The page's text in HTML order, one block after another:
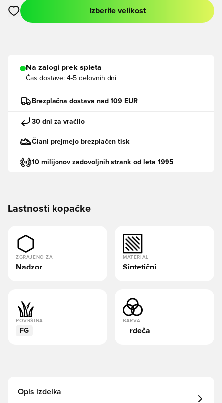
Odpre Modal za prijavo ali vpis kot član
Izberite velikost
Na zalogi prek spleta
Čas dostave: 4-5 delovnih dni
Brezplačna dostava nad 109 EUR
30 dni za vračilo
Člani prejmejo brezplačen tisk
10 milijonov zadovoljnih strank od leta 1995
Lastnosti kopačke
ZGRAJENO ZA
Nadzor
MATERIAL
Sintetični
POVRŠINA
FG
BARVA
rdeča
Opis izdelka